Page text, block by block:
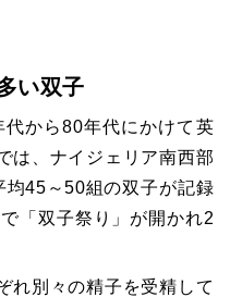
い双子
から80年代にかけて英
は、ナイジェリア南西部
45～50組の双子が記録
「双子祭り」が開かれ2
れ別々の精子を受精して